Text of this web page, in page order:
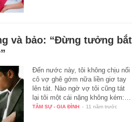
và bảo: “Đừng tưởng bắt
Đến nước này, tôi không chịu nổi
cô vợ ghê gớm nữa liền giơ tay
lên tát. Nào ngờ vợ tôi cũng tát
lại tôi một cái nặng không kém:…
TÂM SỰ - GIA ĐÌNH - 11 năm trước